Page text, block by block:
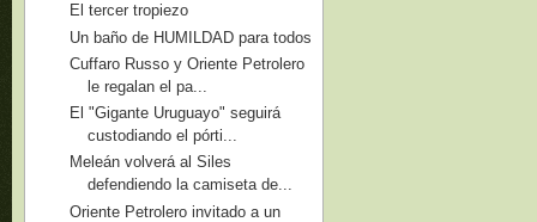
El tercer tropiezo
Un baño de HUMILDAD para todos
Cuffaro Russo y Oriente Petrolero
le regalan el pa...
El "Gigante Uruguayo" seguirá
custodiando el pórti...
Meleán volverá al Siles
defendiendo la camiseta de...
Oriente Petrolero invitado a un